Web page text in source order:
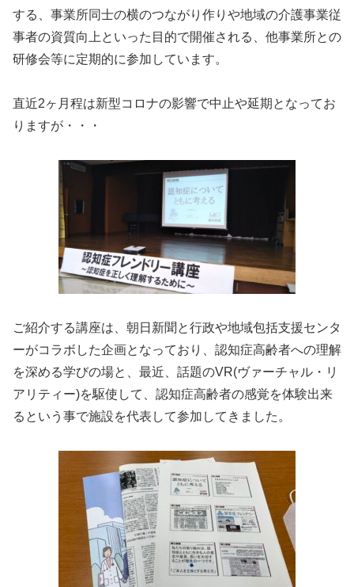
する、事業所同士の横のつながり作りや地域の介護事業従
事者の資質向上といった目的で開催される、他事業所との
研修会等に定期的に参加しています。
直近2ヶ月程は新型コロナの影響で中止や延期となってお
りますが・・・
ご紹介する講座は、朝日新聞と行政や地域包括支援センタ
ーがコラボした企画となっており、認知症高齢者への理解
を深める学びの場と、最近、話題のVR(ヴァーチャル・リ
アリティー)を駆使して、認知症高齢者の感覚を体験出来
るという事で施設を代表して参加してきました。